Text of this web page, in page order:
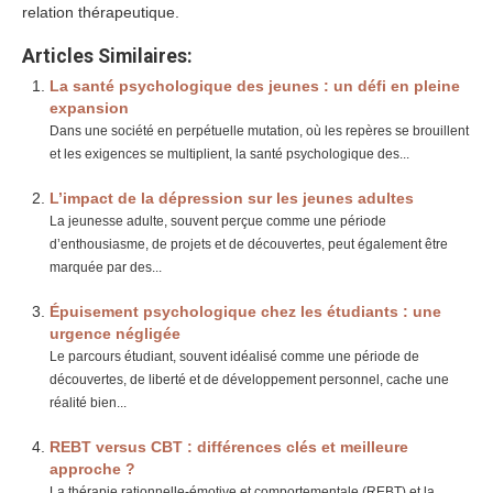
relation thérapeutique.
Articles Similaires:
La santé psychologique des jeunes : un défi en pleine
expansion
Dans une société en perpétuelle mutation, où les repères se brouillent
et les exigences se multiplient, la santé psychologique des...
L’impact de la dépression sur les jeunes adultes
La jeunesse adulte, souvent perçue comme une période
d’enthousiasme, de projets et de découvertes, peut également être
marquée par des...
Épuisement psychologique chez les étudiants : une
urgence négligée
Le parcours étudiant, souvent idéalisé comme une période de
découvertes, de liberté et de développement personnel, cache une
réalité bien...
REBT versus CBT : différences clés et meilleure
approche ?